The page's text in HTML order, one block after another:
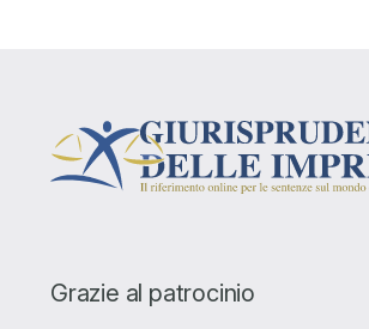
Grazie al patrocinio